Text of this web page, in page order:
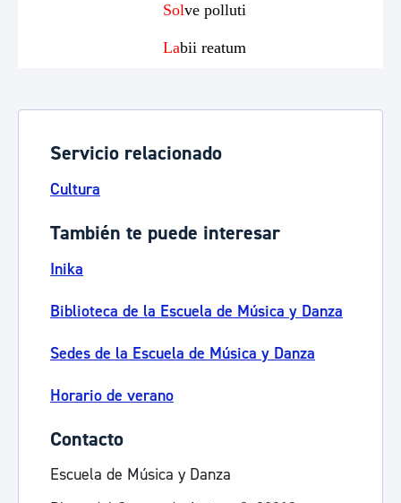
Servicio relacionado
Cultura
También te puede interesar
Inika
Biblioteca de la Escuela de Música y Danza
Sedes de la Escuela de Música y Danza
Horario de verano
Contacto
Escuela de Música y Danza